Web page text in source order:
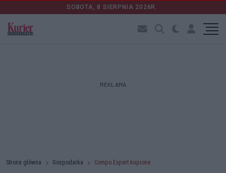
SOBOTA, 8 SIERPNIA 2026R.
REKLAMA
Strona główna Gospodarka Compo Expert kupione